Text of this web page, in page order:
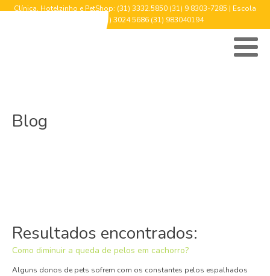
Clínica, Hotelzinho e PetShop: (31) 3332.5850 (31) 9 8303-7285 | Escola
(cursos): (31) 3024.5686 (31) 983040194
Blog
Resultados encontrados:
Como diminuir a queda de pelos em cachorro?
Alguns donos de pets sofrem com os constantes pelos espalhados